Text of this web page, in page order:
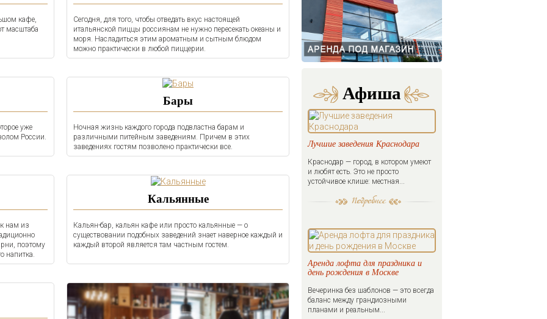
кафе,
масштаба
Сегодня, для того, чтобы отведать вкус настоящей
итальянской пиццы россиянам не нужно пересекать океаны и
моря. Насладиться этим ароматным и сытным блюдом
можно практически в любой пиццерии.
уже
России.
Бары
Ночная жизнь каждого города подвластна барам и
различными питейным заведениям. Причем в этих
заведениях гостям позволено практически все.
нам из
поэтому
напитка.
Кальянные
Кальян-бар, кальян кафе или просто кальянные — о
существовании подобных заведений знает наверное каждый и
каждый второй является там частным гостем.
Афиша
Лучшие заведения Краснодара
Краснодар — город, в котором умеют
и любят есть. Это не просто
устойчивое клише: местная...
Аренда лофта для праздника и
день рождения в Москве
Вечеринка без шаблонов — это всегда
баланс между грандиозными
планами и реальным...